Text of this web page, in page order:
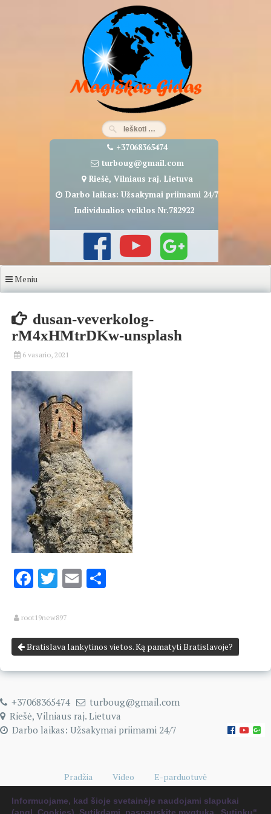
+37068365474
turboug@gmail.com
Riešė, Vilniaus raj. Lietuva
Darbo laikas: Užsakymai priimami 24/7
Individualios veiklos Nr.782922
Meniu
dusan-veverkolog-
rM4xHMtrDKw-unsplash
6 vasario, 2021
Facebook
Twitter
Email
root19new897
Bratislava lankytinos vietos. Ką pamatyti Bratislavoje?
+37068365474
turboug@gmail.com
Riešė, Vilniaus raj. Lietuva
Darbo laikas: Užsakymai priimami 24/7
Pradžia Video
E-parduotuvė
Naudingi kelionių patarimai
0 items €0.00
Informuojame, kad šioje svetainėje naudojami slapukai